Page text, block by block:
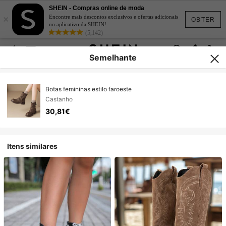
OBTER
×
SHEIN - Compras online de moda
Encontre mais descontos exclusivos e ofertas adicionais
no aplicativo da SHEIN!
(5,142)
Semelhante
Botas femininas estilo faroeste
Castanho
30,81€
Itens similares